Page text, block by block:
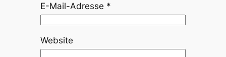
E-Mail-Adresse *
Website